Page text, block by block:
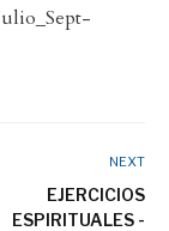
NEXT
EJERCICIOS
ESPIRITUALES -